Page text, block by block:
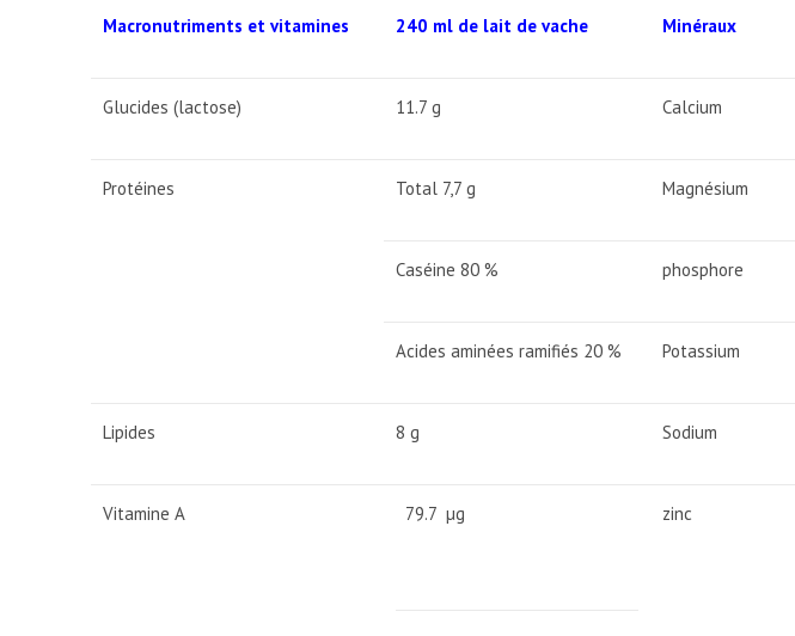
Macronutriments et vitamines 240 ml de lait de vache Minéraux
Glucides (lactose) 11.7 g Calcium
Protéines Total 7,7 g Magnésium
Caséine 80 % phosphore
Acides aminées ramifiés 20 % Potassium
Lipides 8 g Sodium
Vitamine A 79.7 µg zinc